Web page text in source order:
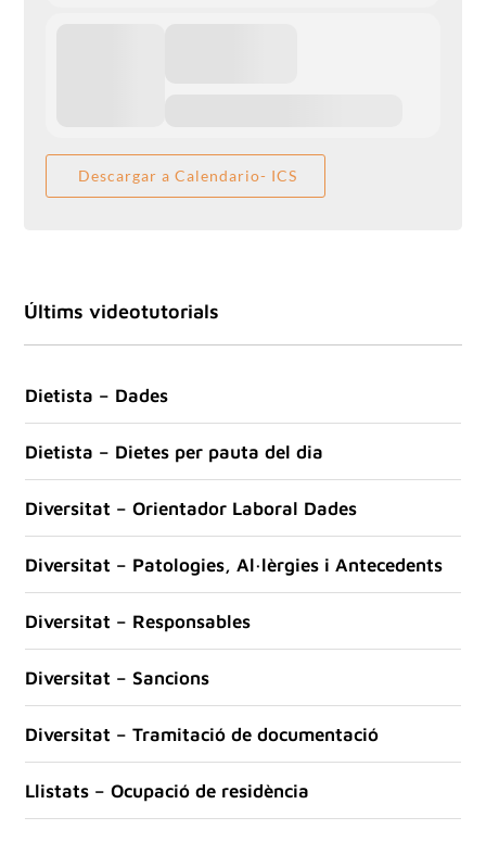
Descargar a Calendario- ICS
Últims videotutorials
Dietista – Dades
Dietista – Dietes per pauta del dia
Diversitat – Orientador Laboral Dades
Diversitat – Patologies, Al·lèrgies i Antecedents
Diversitat – Responsables
Diversitat – Sancions
Diversitat – Tramitació de documentació
Llistats – Ocupació de residència